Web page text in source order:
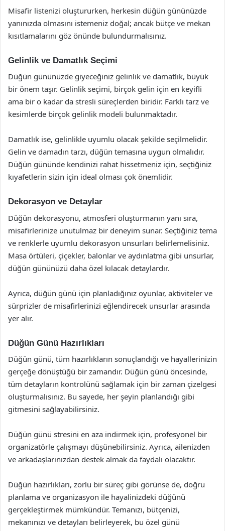
Misafir listenizi oluştururken, herkesin düğün gününüzde
yanınızda olmasını istemeniz doğal; ancak bütçe ve mekan
kısıtlamalarını göz önünde bulundurmalısınız.
Gelinlik ve Damatlık Seçimi
Düğün gününüzde giyeceğiniz gelinlik ve damatlık, büyük
bir önem taşır. Gelinlik seçimi, birçok gelin için en keyifli
ama bir o kadar da stresli süreçlerden biridir. Farklı tarz ve
kesimlerde birçok gelinlik modeli bulunmaktadır.
Damatlık ise, gelinlikle uyumlu olacak şekilde seçilmelidir.
Gelin ve damadın tarzı, düğün temasına uygun olmalıdır.
Düğün gününde kendinizi rahat hissetmeniz için, seçtiğiniz
kıyafetlerin sizin için ideal olması çok önemlidir.
Dekorasyon ve Detaylar
Düğün dekorasyonu, atmosferi oluşturmanın yanı sıra,
misafirlerinize unutulmaz bir deneyim sunar. Seçtiğiniz tema
ve renklerle uyumlu dekorasyon unsurları belirlemelisiniz.
Masa örtüleri, çiçekler, balonlar ve aydınlatma gibi unsurlar,
düğün gününüzü daha özel kılacak detaylardır.
Ayrıca, düğün günü için planladığınız oyunlar, aktiviteler ve
sürprizler de misafirlerinizi eğlendirecek unsurlar arasında
yer alır.
Düğün Günü Hazırlıkları
Düğün günü, tüm hazırlıkların sonuçlandığı ve hayallerinizin
gerçeğe dönüştüğü bir zamandır. Düğün günü öncesinde,
tüm detayların kontrolünü sağlamak için bir zaman çizelgesi
oluşturmalısınız. Bu sayede, her şeyin planlandığı gibi
gitmesini sağlayabilirsiniz.
Düğün günü stresini en aza indirmek için, profesyonel bir
organizatörle çalışmayı düşünebilirsiniz. Ayrıca, ailenizden
ve arkadaşlarınızdan destek almak da faydalı olacaktır.
Düğün hazırlıkları, zorlu bir süreç gibi görünse de, doğru
planlama ve organizasyon ile hayalinizdeki düğünü
gerçekleştirmek mümkündür. Temanızı, bütçenizi,
mekanınızı ve detayları belirleyerek, bu özel günü